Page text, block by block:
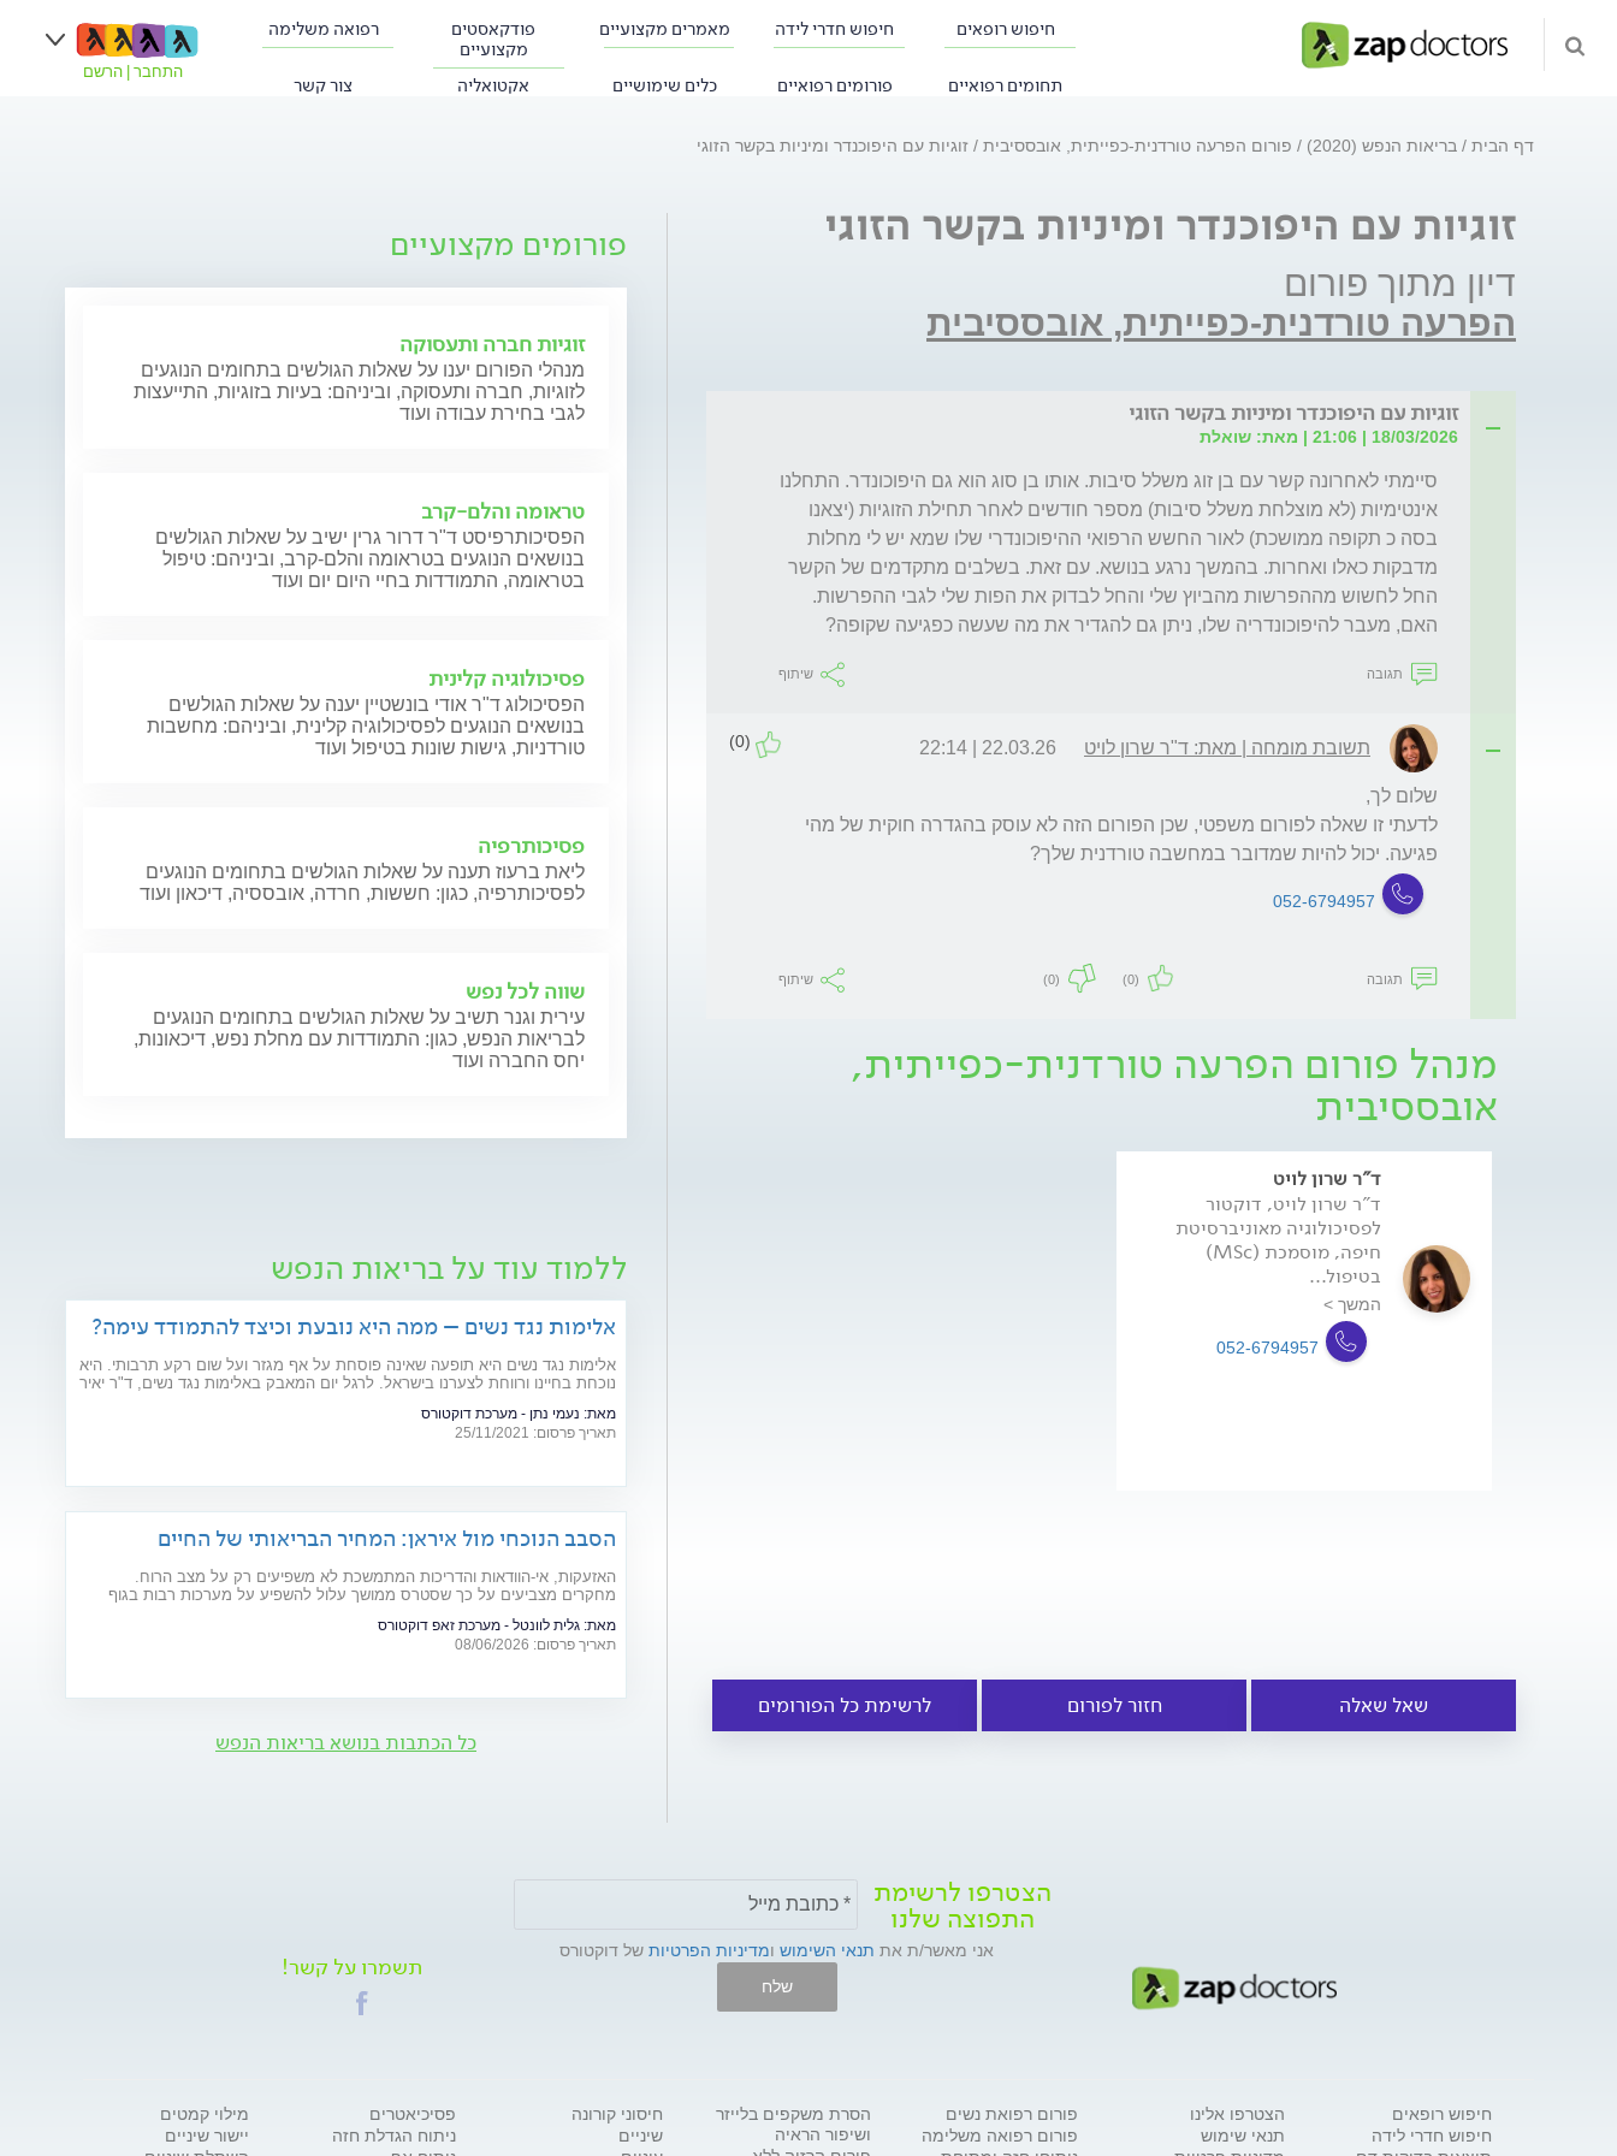
חיפוש רופאים חיפוש חדרי לידה מאמרים מקצועיים
פודקאסטים
מקצועיים
רפואה משלימה
תחומים רפואיים פורומים רפואיים כלים שימושיים אקטואליה צור קשר
התחבר הרשם
דף הבית בריאות הנפש (2020) פורום הפרעה טורדנית-כפייתית, אובססיבית זוגיות עם היפוכנדר ומיניות בקשר הזוגי
זוגיות עם היפוכנדר ומיניות בקשר הזוגי
דיון מתוך פורום
הפרעה טורדנית-כפייתית, אובססיבית
זוגיות עם היפוכנדר ומיניות בקשר הזוגי
18/03/2026 | 21:06 | מאת: שואלת
האם, מעבר להיפוכונדריה שלו, ניתן גם להגדיר את מה שעשה כפגיעה שקופה?
תגובה שיתוף
תשובת מומחה | מאת: ד"ר שרון לויט 22.03.26 | 22:14
(0)
פגיעה. יכול להיות שמדובר במחשבה טורדנית שלך?
052-6794957
תגובה (0)
(0) שיתוף
מנהל פורום הפרעה טורדנית-כפייתית,
אובססיבית
ד"ר שרון לויט
ד"ר שרון לויט, דוקטור
לפסיכולוגיה מאוניברסיטת
חיפה, מוסמכת (MSc)
בטיפול...
המשך >
052-6794957
שאל שאלה חזור לפורום לרשימת כל הפורומים
פורומים מקצועיים
זוגיות חברה ותעסוקה
מנהלי הפורום יענו על שאלות הגולשים בתחומים הנוגעים
לזוגיות, חברה ותעסוקה, וביניהם: בעיות בזוגיות, התייעצות
לגבי בחירת עבודה ועוד
טראומה והלם-קרב
הפסיכותרפיסט ד"ר דרור גרין ישיב על שאלות הגולשים
בנושאים הנוגעים בטראומה והלם-קרב, וביניהם: טיפול
בטראומה, התמודדות בחיי היום יום ועוד
פסיכולוגיה קלינית
הפסיכולוג ד"ר אודי בונשטיין יענה על שאלות הגולשים
בנושאים הנוגעים לפסיכולוגיה קלינית, וביניהם: מחשבות
טורדניות, גישות שונות בטיפול ועוד
פסיכותרפיה
ליאת ברעוז תענה על שאלות הגולשים בתחומים הנוגעים
לפסיכותרפיה, כגון: חששות, חרדה, אובססיה, דיכאון ועוד
שווה לכל נפש
עירית וגנר תשיב על שאלות הגולשים בתחומים הנוגעים
לבריאות הנפש, כגון: התמודדות עם מחלת נפש, דיכאונות,
יחס החברה ועוד
ללמוד עוד על בריאות הנפש
אלימות נגד נשים – ממה היא נובעת וכיצד להתמודד עימה?
אלימות נגד נשים היא תופעה שאינה פוסחת על אף מגזר ועל שום רקע תרבותי. היא
נוכחת בחיינו ורווחת לצערנו בישראל. לרגל יום המאבק באלימות נגד נשים, ד"ר יאיר
מדברים אלימות", מסביר את הגורמים לה
מאת: נעמי נתן - מערכת דוקטורס
תאריך פרסום: 25/11/2021
הסבב הנוכחי מול איראן: המחיר הבריאותי של החיים
האזעקות, אי-הוודאות והדריכות המתמשכת לא משפיעים רק על מצב הרוח.
מחקרים מצביעים על כך שסטרס ממושך עלול להשפיע על מערכות רבות בגוף
להתגבר בתקופות של מתיחות ביטחונית ומה ניתן לעשות כדי לשמור על הבריאות
שלנו?
מאת: גלית לוונטל - מערכת זאפ דוקטורס
תאריך פרסום: 08/06/2026
כל הכתבות בנושא בריאות הנפש
הצטרפו לרשימת
התפוצה שלנו
אני מאשר/ת את תנאי השימוש ומדיניות הפרטיות של דוקטורס
שלח
תשמרו על קשר!
חיפוש רופאים
חיפוש חדרי לידה
הצטרפו אלינו
תנאי שימוש
פורום רפואת נשים
פורום רפואה משלימה
הסרת משקפים בלייזר
ושיפור הראיה
חיסוני קורונה
שיניים
פסיכיאטרים
ניתוח הגדלת חזה
מילוי קמטים
יישור שיניים